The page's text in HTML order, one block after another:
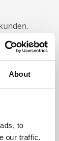
About
to
our traffic.
av
sker
som
kontakt
vi om